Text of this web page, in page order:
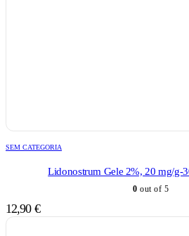
SEM CATEGORIA
Lidonostrum Gele 2%, 20 mg/g-
0 out of 5
12,90 €